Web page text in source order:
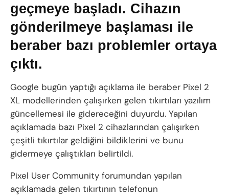
geçmeye başladı. Cihazın
gönderilmeye başlaması ile
beraber bazı problemler ortaya
çıktı.
Google bugün yaptığı açıklama ile beraber Pixel 2
XL modellerinden çalışırken gelen tıkırtıları yazılım
güncellemesi ile gidereceğini duyurdu. Yapılan
açıklamada bazı Pixel 2 cihazlarından çalışırken
çeşitli tıkırtılar geldiğini bildiklerini ve bunu
gidermeye çalıştıkları belirtildi.
Pixel User Community forumundan yapılan
açıklamada gelen tıkırtının telefonun